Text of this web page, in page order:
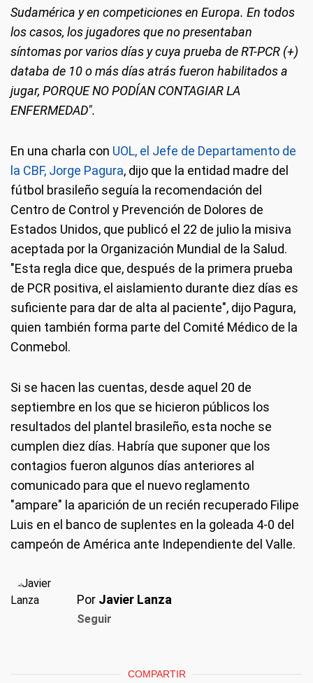
Sudamérica y en competiciones en Europa. En todos
los casos, los jugadores que no presentaban
síntomas por varios días y cuya prueba de RT-PCR (+)
databa de 10 o más días atrás fueron habilitados a
jugar, PORQUE NO PODÍAN CONTAGIAR LA
ENFERMEDAD".
En una charla con UOL, el Jefe de Departamento de
la CBF, Jorge Pagura, dijo que la entidad madre del
fútbol brasileño seguía la recomendación del
Centro de Control y Prevención de Dolores de
Estados Unidos, que publicó el 22 de julio la misiva
aceptada por la Organización Mundial de la Salud.
"Esta regla dice que, después de la primera prueba
de PCR positiva, el aislamiento durante diez días es
suficiente para dar de alta al paciente", dijo Pagura,
quien también forma parte del Comité Médico de la
Conmebol.
Si se hacen las cuentas, desde aquel 20 de
septiembre en los que se hicieron públicos los
resultados del plantel brasileño, esta noche se
cumplen diez días. Habría que suponer que los
contagios fueron algunos días anteriores al
comunicado para que el nuevo reglamento
"ampare" la aparición de un recién recuperado Filipe
Luis en el banco de suplentes en la goleada 4-0 del
campeón de América ante Independiente del Valle.
Por Javier Lanza
Seguir
COMPARTIR